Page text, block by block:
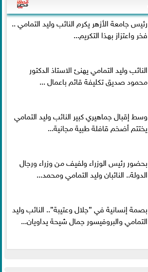
رئيس جامعة الأزهر يكرم النائب وليد التمامي ..
فخر واعتزاز بهذا التكريم...
النائب وليد التمامي يهنئ الاستاذ الدكتور
محمود صديق تكليفة قائم باعمال ...
وسط إقبال جماهيري كبير النائب وليد التمامي
يختتم أضخم قافلة طبية مجانية...
بحضور رئيس الوزراء ولفيف من وزراء ورجال
الدولة.. النائبان وليد التمامي ومحمد...
بصمة إنسانية في ”جلال وعتيبة”.. النائب وليد
التمامي والبروفيسور جمال شيحة يداويان...